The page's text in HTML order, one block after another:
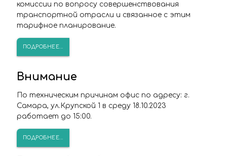
комиссии по вопросу совершенствования
транспортной отрасли и связанное с этим
тарифное планирование.
ПОДРОБНЕЕ...
Внимание
По техническим причинам офис по адресу: г.
Самара, ул.Крупской 1 в среду 18.10.2023
работает до 15:00.
ПОДРОБНЕЕ...